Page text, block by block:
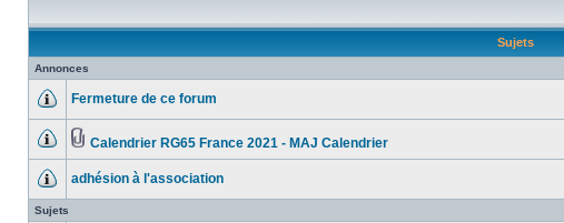
Sujets
Annonces
Fermeture de ce forum
Calendrier RG65 France 2021 - MAJ Calendrier
adhésion à l'association
Sujets